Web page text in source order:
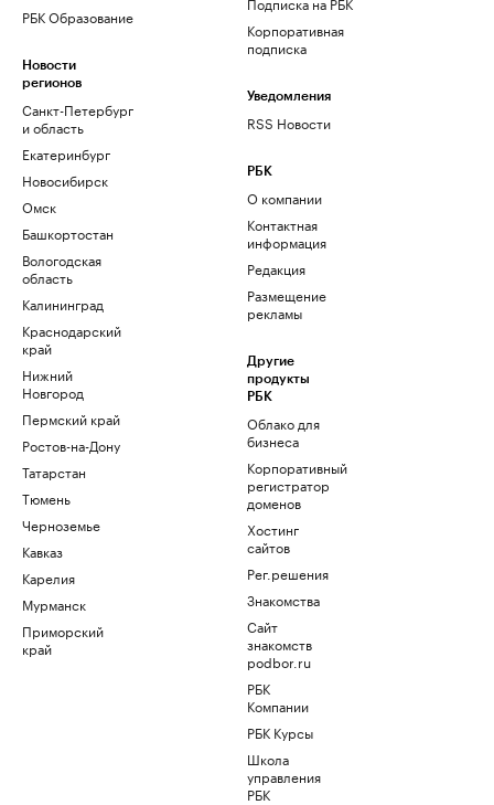
РБК Образование
Новости
регионов
Санкт-Петербург
и область
Екатеринбург
Новосибирск
Омск
Башкортостан
Вологодская
область
Калининград
Краснодарский
край
Нижний
Новгород
Пермский край
Ростов-на-Дону
Татарстан
Тюмень
Черноземье
Кавказ
Карелия
Мурманск
Приморский
край
Корпоративная
подписка
Уведомления
RSS Новости
РБК
О компании
Контактная
информация
Редакция
Размещение
рекламы
Другие
продукты
РБК
Облако для
бизнеса
Корпоративный
регистратор
доменов
Хостинг
сайтов
Рег.решения
Знакомства
Сайт
знакомств
podbor.ru
РБК
Компании
РБК Курсы
Школа
управления
РБК